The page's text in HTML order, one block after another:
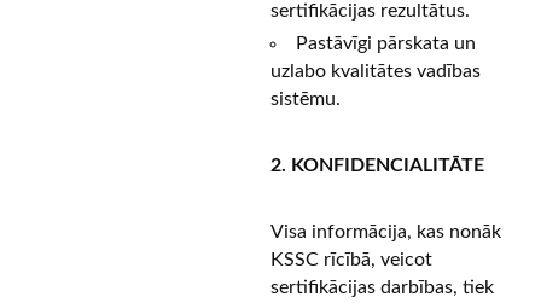
sertifikācijas rezultātus.
Pastāvīgi pārskata un
uzlabo kvalitātes vadības
sistēmu.
2. KONFIDENCIALITĀTE
Visa informācija, kas nonāk
KSSC rīcībā, veicot
sertifikācijas darbības, tiek